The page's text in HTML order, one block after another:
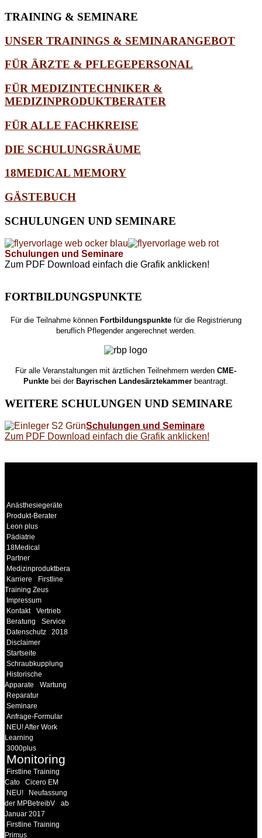
TRAINING & SEMINARE
UNSER TRAININGS & SEMINARANGEBOT
FÜR ÄRZTE & PFLEGEPERSONAL
FÜR MEDIZINTECHNIKER &
MEDIZINPRODUKTBERATER
FÜR ALLE FACHKREISE
DIE SCHULUNGSRÄUME
18MEDICAL MEMORY
GÄSTEBUCH
SCHULUNGEN UND SEMINARE
Schulungen und Seminare
Zum PDF Download einfach die Grafik anklicken!
FORTBILDUNGSPUNKTE
Für die Teilnahme könnenFortbildungspunktefür die Registrierung
beruflich Pflegender angerechnet werden.
Für alle Veranstaltungen mit ärztlichen Teilnehmern werdenCME-
Punkte bei derBayrischen Landesärztekammer beantragt.
WEITERE SCHULUNGEN UND SEMINARE
Schulungen und Seminare
Zum PDF Download einfach die Grafik anklicken!
Anästhesiegeräte
Produkt-Berater
Leon plus
Pädiatrie
18Medical
Partner
Medizinproduktberater
Karriere
Firstline
Training Zeus
Impressum
Kontakt
Vertrieb
Beratung
Service
Datenschutz
2018
Disclaimer
Startseite
Schraubkupplung
Historische
Apparate
Wartung
Reparatur
Seminare
Anfrage-Formular
NEU! After Work
Learning
3000plus
Monitoring
Firstline Training
Cato
Cicero EM
NEU!
Neufassung
der MPBetreibV
ab
Januar 2017
Firstline Training
Primus